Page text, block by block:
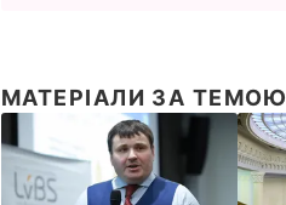
МАТЕРІАЛИ ЗА ТЕМОЮ